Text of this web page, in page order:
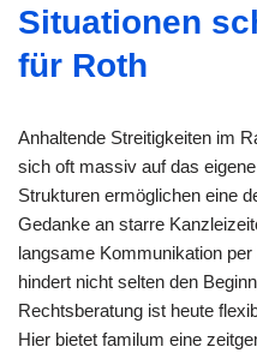
Situationen
für Roth
Anhaltende Streitigkeiten im
sich oft massiv auf das
Strukturen ermöglichen eine
Gedanke an starre
langsame Kommunikation
hindert nicht selten den
Rechtsberatung ist heute
Hier bietet familum eine